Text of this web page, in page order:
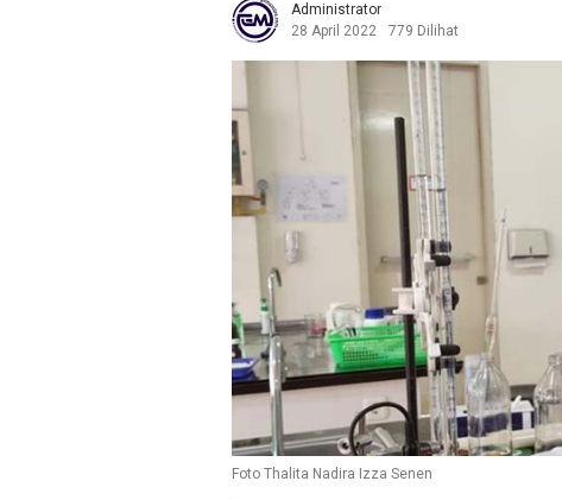
Administrator
28 April 2022
779 Dilihat
Foto Thalita Nadira Izza Senen